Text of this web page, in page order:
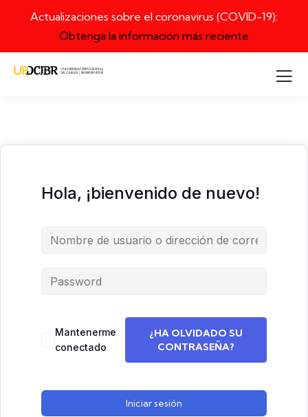
Actualizaciones sobre el coronavirus (COVID-19):
Obtenga la información más reciente
Hola, ¡bienvenido de nuevo!
Mantenerme
conectado
¿HA OLVIDADO SU
CONTRASEÑA?
Iniciar sesión